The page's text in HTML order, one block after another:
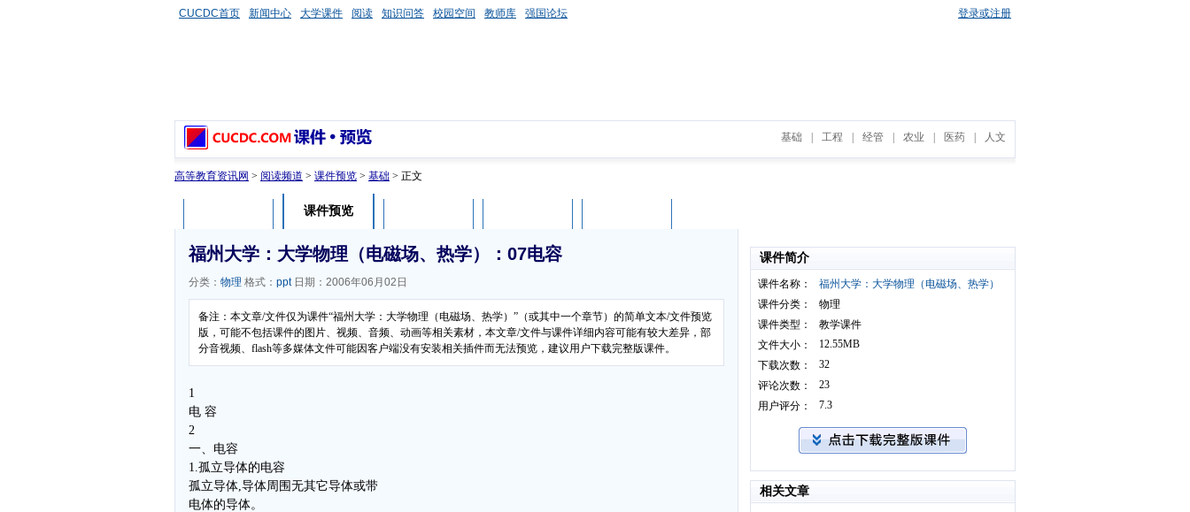
CUCDC首页 新闻中心 大学课件 阅读 知识问答 校园空间 教师库 强国论坛 登录或注册
基础 工程 经管 农业 医药 人文
高等教育资讯网 > 阅读频道 > 课件预览 > 基础 > 正文
课件预览
福州大学：大学物理（电磁场、热学）：07电容
分类： 物理 格式： ppt日期：2006年06月02日
备注：本文章/文件仅为课件“福州大学：大学物理（电磁场、热学）”（或其中一个章节）的简单文本/文件预览
版，可能不包括课件的图片、视频、音频、动画等相关素材，本文章/文件与课件详细内容可能有较大差异，部
分音视频、flash等多媒体文件可能因客户端没有安装相关插件而无法预览，建议用户下载完整版课件。
1
电 容
2
一、电容
1.孤立导体的电容
孤立导体,导体周围无其它导体或带
电体的导体。
课件简介
课件名称：
福州大学：大学物理（电磁场、热学）
课件分类：
物理
课件类型：
教学课件
文件大小：
12.55MB
下载次数：
32
评论次数：
23
用户评分：
7.3
相关文章